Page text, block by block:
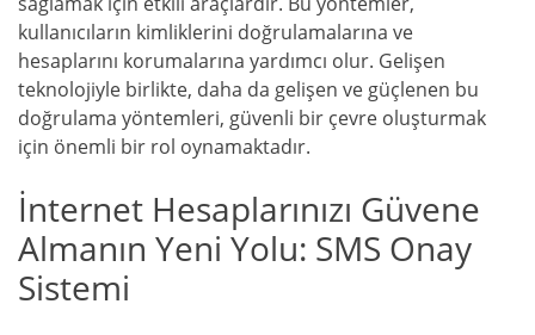
kullanıcıların kimliklerini doğrulamalarına ve
hesaplarını korumalarına yardımcı olur. Gelişen
teknolojiyle birlikte, daha da gelişen ve güçlenen bu
doğrulama yöntemleri, güvenli bir çevre oluşturmak
için önemli bir rol oynamaktadır.
İnternet Hesaplarınızı Güvene
Almanın Yeni Yolu: SMS Onay
Sistemi